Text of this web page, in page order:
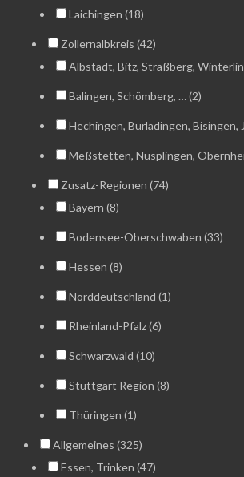
Laichingen (18)
Zollernalbkreis (42)
Albstadt, Bitz, Straßberg,
Balingen, Schömberg, … (2)
Hechingen, Burladingen, Bisingen,
Meßstetten, Nusplingen,
Zusatz-Regionen (74)
Bayern (8)
Bodensee-Oberschwaben (33)
Hessen (8)
Norddeutschland (1)
Rheinland-Pfalz (6)
Schwarzwald (10)
Stuttgart Region (8)
Thüringen (1)
Allgemeines (325)
Essen, Trinken (47)